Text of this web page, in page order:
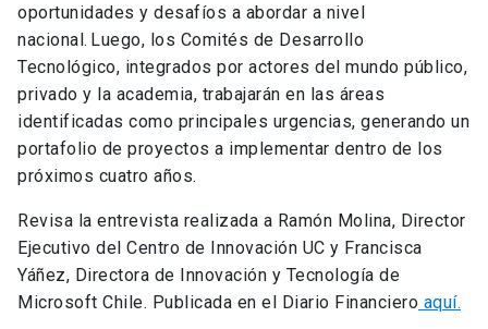
oportunidades y desafíos a abordar a nivel
nacional. Luego, los Comités de Desarrollo
Tecnológico, integrados por actores del mundo público,
privado y la academia, trabajarán en las áreas
identificadas como principales urgencias, generando un
portafolio de proyectos a implementar dentro de los
próximos cuatro años.
Revisa la entrevista realizada a Ramón Molina, Director
Ejecutivo del Centro de Innovación UC y Francisca
Yáñez, Directora de Innovación y Tecnología de
Microsoft Chile. Publicada en el Diario Financiero aquí.